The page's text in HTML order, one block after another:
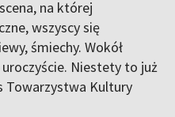
na której
wszyscy się
śmiechy. Wokół
uroczyście. Niestety to już
Towarzystwa Kultury